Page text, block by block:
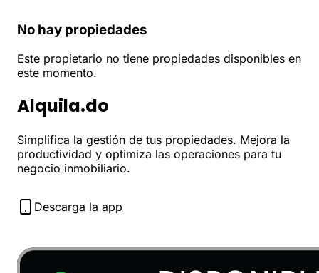
No hay propiedades
Este propietario no tiene propiedades disponibles en
este momento.
Alquila.do
Simplifica la gestión de tus propiedades. Mejora la
productividad y optimiza las operaciones para tu
negocio inmobiliario.
Descarga la app